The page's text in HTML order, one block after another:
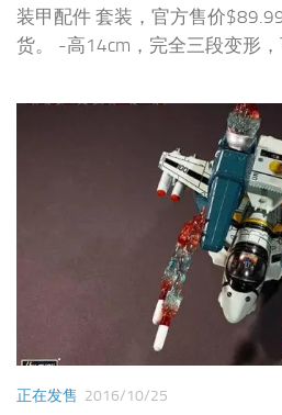
装甲配件 套装，官方售价
货。 -高14cm，完全三段变形，
正在发售 2016/10/25